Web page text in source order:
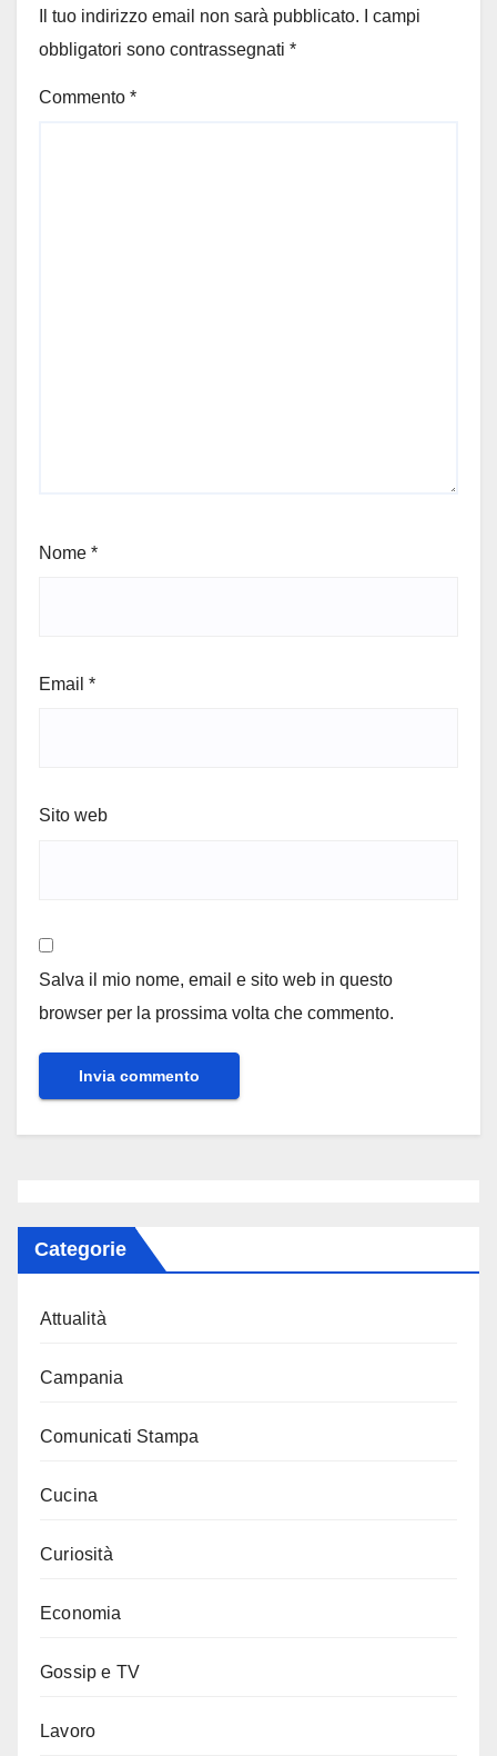
Il tuo indirizzo email non sarà pubblicato.
I campi
obbligatori sono contrassegnati *
Commento *
Nome *
Email *
Sito web
Salva il mio nome, email e sito web in questo
browser per la prossima volta che commento.
Categorie
Attualità
Campania
Comunicati Stampa
Cucina
Curiosità
Economia
Gossip e TV
Lavoro